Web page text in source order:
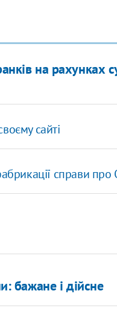
на рахунках
сайті
справи про
бажане і дійсне